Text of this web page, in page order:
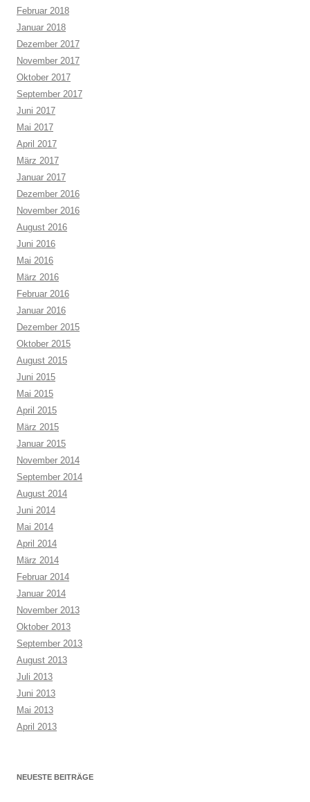
Februar 2018
Januar 2018
Dezember 2017
November 2017
Oktober 2017
September 2017
Juni 2017
Mai 2017
April 2017
März 2017
Januar 2017
Dezember 2016
November 2016
August 2016
Juni 2016
Mai 2016
März 2016
Februar 2016
Januar 2016
Dezember 2015
Oktober 2015
August 2015
Juni 2015
Mai 2015
April 2015
März 2015
Januar 2015
November 2014
September 2014
August 2014
Juni 2014
Mai 2014
April 2014
März 2014
Februar 2014
Januar 2014
November 2013
Oktober 2013
September 2013
August 2013
Juli 2013
Juni 2013
Mai 2013
April 2013
NEUESTE BEITRÄGE